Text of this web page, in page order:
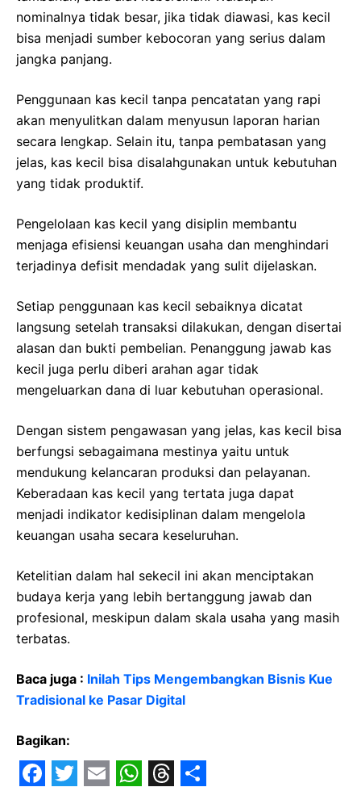
nominalnya tidak besar, jika tidak diawasi, kas kecil
bisa menjadi sumber kebocoran yang serius dalam
jangka panjang.
Penggunaan kas kecil tanpa pencatatan yang rapi
akan menyulitkan dalam menyusun laporan harian
secara lengkap. Selain itu, tanpa pembatasan yang
jelas, kas kecil bisa disalahgunakan untuk kebutuhan
yang tidak produktif.
Pengelolaan kas kecil yang disiplin membantu
menjaga efisiensi keuangan usaha dan menghindari
terjadinya defisit mendadak yang sulit dijelaskan.
Setiap penggunaan kas kecil sebaiknya dicatat
langsung setelah transaksi dilakukan, dengan disertai
alasan dan bukti pembelian. Penanggung jawab kas
kecil juga perlu diberi arahan agar tidak
mengeluarkan dana di luar kebutuhan operasional.
Dengan sistem pengawasan yang jelas, kas kecil bisa
berfungsi sebagaimana mestinya yaitu untuk
mendukung kelancaran produksi dan pelayanan.
Keberadaan kas kecil yang tertata juga dapat
menjadi indikator kedisiplinan dalam mengelola
keuangan usaha secara keseluruhan.
Ketelitian dalam hal sekecil ini akan menciptakan
budaya kerja yang lebih bertanggung jawab dan
profesional, meskipun dalam skala usaha yang masih
terbatas.
Baca juga : Inilah Tips Mengembangkan Bisnis Kue
Tradisional ke Pasar Digital
Bagikan: